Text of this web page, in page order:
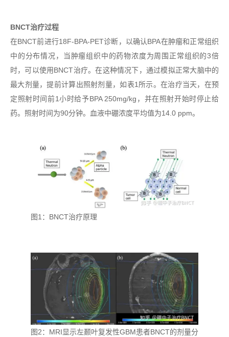
BNCT治疗过程
在BNCT前进行18F-BPA-PET诊断，以确认BPA在肿瘤和正常组织
中的分布情况，当肿瘤组织中的药物浓度为周围正常组织的3倍
时，可以使用BNCT治疗。在这种情况下，通过模拟正常大脑中的
最大剂量，提前计算出照射剂量，如表1所示。在治疗当天，在预
定照射时间前1小时给予BPA 250mg/kg，并在照射开始时停止给
药。照射时间为90分钟。血液中硼浓度平均值为14.0 ppm。
图1：BNCT治疗原理
图2：MRI显示左颞叶复发性GBM患者BNCT的剂量分